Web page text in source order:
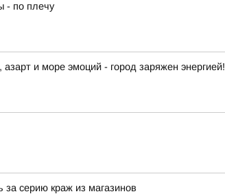
- по плечу
и море эмоций - город заряжен энергией!
серию краж из магазинов